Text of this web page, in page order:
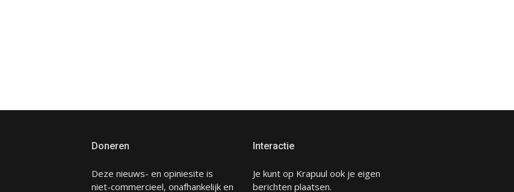
Doneren
Deze nieuws- en opiniesite is
niet-commercieel, onafhankelijk en
Interactie
Je kunt op Krapuul ook je eigen
berichten plaatsen.